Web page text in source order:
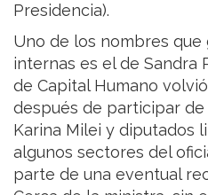
Presidencia).
Uno de los nombres que
internas es el de Sandra
de Capital Humano
después de participar
Karina Milei y diputados
algunos sectores del
parte de una eventual